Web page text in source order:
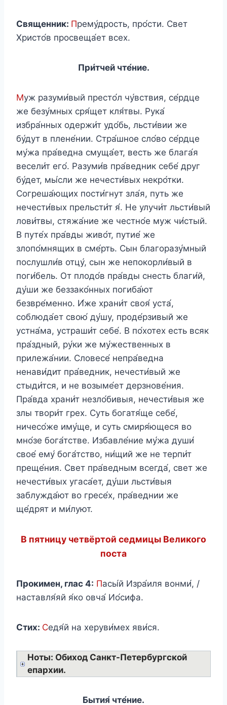
Священник: Прему́дрость, про́сти. Свет
Христо́в просвеща́ет всех.
При́тчей чте́ние.
Муж разуми́вый престо́л чу́вствия, се́рдце
же безу́мных сря́щет кля́твы. Рука́
избра́нных одержи́т удо́бь, льсти́вии же
бу́дут в плене́нии. Стра́шное сло́во се́рдце
му́жа пра́ведна смуща́ет, весть же блага́я
весели́т его́. Разуми́в пра́ведник себе́ друг
бу́дет, мы́сли же нечести́вых некро́тки.
Согреша́ющих пости́гнут зла́я, путь же
нечести́вых прельсти́т я́. Не улучи́т льсти́вый
лови́твы, стяжа́ние же честно́е муж чи́стый.
В путе́х пра́вды живо́т, путие́ же
злопо́мнящих в сме́рть. Сын благоразу́мный
послушли́в отцу́, сын же непокорли́вый в
поги́бель. От плодо́в пра́вды снесть благи́й,
ду́ши же беззако́нных погиба́ют
безвре́менно. И́же храни́т своя́ уста́,
соблюда́ет свою́ ду́шу, проде́рзивый же
устна́ма, устраши́т себе́. В по́хотех есть всяк
пра́здный, ру́ки же му́жественных в
прилежа́нии. Словесе́ непра́ведна
ненави́дит пра́ведник, нечести́вый же
стыди́тся, и не возыме́ет дерзнове́ния.
Пра́вда храни́т незло́бивыя, нечести́выя же
злы твори́т грех. Суть богатя́ще себе́,
ничесо́же иму́ще, и суть смиря́ющеся во
мно́зе бога́тстве. Избавле́ние му́жа души́
свое́ ему́ бога́тство, ни́щий же не терпи́т
преще́ния. Свет пра́ведным всегда́, свет же
нечести́вых угаса́ет, ду́ши льсти́выя
заблужда́ют во гресе́х, пра́веднии же
ще́дрят и ми́луют.
В пятницу четвёртой седмицы Великого
поста
Прокимен, глас 4: Пасы́й Изра́иля вонми́, /
наставля́яй я́ко овча́ Ио́сифа.
Стих: Седя́й на херуви́мех яви́ся.
Ноты: Обиход Санкт-Петербургской
епархии.
Бытия́ чте́ние.